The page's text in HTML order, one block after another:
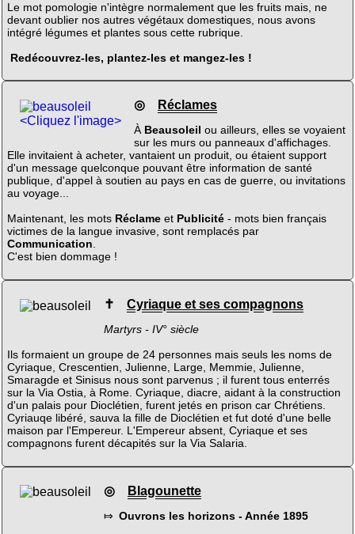
Le mot pomologie n'intègre normalement que les fruits mais, ne
devant oublier nos autres végétaux domestiques, nous avons
intégré légumes et plantes sous cette rubrique.
Redécouvrez-les, plantez-les et mangez-les !
<Cliquez l'image>
◎ Réclames
À Beausoleil ou ailleurs, elles se voyaient
sur les murs ou panneaux d'affichages.
Elle invitaient à acheter, vantaient un produit, ou étaient support
d'un message quelconque pouvant être information de santé
publique, d'appel à soutien au pays en cas de guerre, ou invitations
au voyage...
Maintenant, les mots Réclameet Publicité- mots bien français
victimes de la langue invasive, sont remplacés par
Communication.
C'est bien dommage !
✝ Cyriaque et ses compagnons
Martyrs - IV° siècle
Ils formaient un groupe de 24 personnes mais seuls les noms de
Cyriaque, Crescentien, Julienne, Large, Memmie, Julienne,
Smaragde et Sinisus nous sont parvenus ; il furent tous enterrés
sur la Via Ostia, à Rome. Cyriaque, diacre, aidant à la construction
d'un palais pour Dioclétien, furent jetés en prison car Chrétiens.
Cyriauqe libéré, sauva la fille de Dioclétien et fut doté d'une belle
maison par l'Empereur. L'Empereur absent, Cyriaque et ses
compagnons furent décapités sur la Via Salaria.
◎ Blagounette
⤇ Ouvrons les horizons - Année 1895